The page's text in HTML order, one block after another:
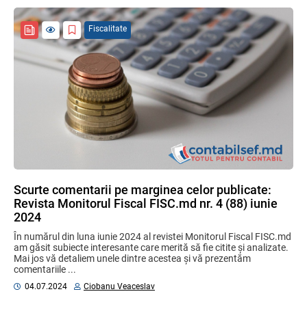
Fiscalitate
Scurte comentarii pe marginea celor publicate:
Revista Monitorul Fiscal FISC.md nr. 4 (88) iunie
2024
În numărul din luna iunie 2024 al revistei Monitorul Fiscal FISC.md
am găsit subiecte interesante care merită să fie citite și analizate.
Mai jos vă detaliem unele dintre acestea și vă prezentăm
comentariile ...
04.07.2024 Ciobanu Veaceslav